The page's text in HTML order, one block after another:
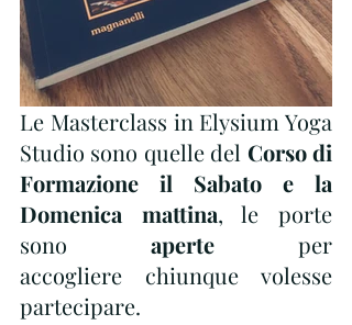
Le Masterclass in Elysium Yoga
Studio sono quelle del Corso di
Formazione il Sabato e la
Domenica mattina, le porte
sono aperte per
accogliere
chiunque volesse
partecipare.